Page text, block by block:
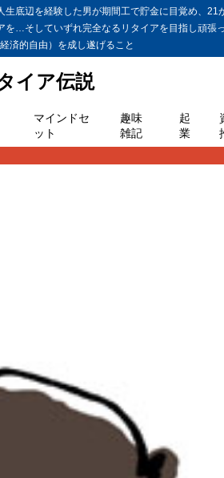
底辺を経験した男が期間工で貯金に目覚め、
…そしていずれ完全なるリタイアを目指し頑
済的自由）を成し遂げること
イア伝説
マインドセ
ット
趣味
雑記
起
業